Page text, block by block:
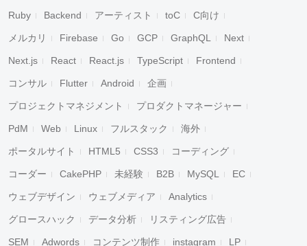
Ruby Backend アーティスト toC C向け
メルカリ Firebase Go GCP GraphQL Next
Next.js React React.js TypeScript Frontend
コンサル Flutter Android 企画
プロジェクトマネジメント プロダクトマネージャー
PdM Web Linux フルスタック 海外
ポータルサイト HTML5 CSS3 コーディング
コーダー CakePHP 未経験 B2B MySQL EC
ウェブデザイン ウェブメディア Analytics
グロースハック データ分析 リスティング広告
SEM Adwords コンテンツ制作 instagram LP